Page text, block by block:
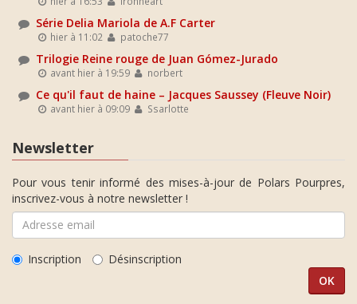
Série Delia Mariola de A.F Carter
hier à 11:02 patoche77
Trilogie Reine rouge de Juan Gómez-Jurado
avant hier à 19:59 norbert
Ce qu'il faut de haine – Jacques Saussey (Fleuve Noir)
avant hier à 09:09 Ssarlotte
Newsletter
Pour vous tenir informé des mises-à-jour de Polars Pourpres,
inscrivez-vous à notre newsletter !
Inscription Désinscription